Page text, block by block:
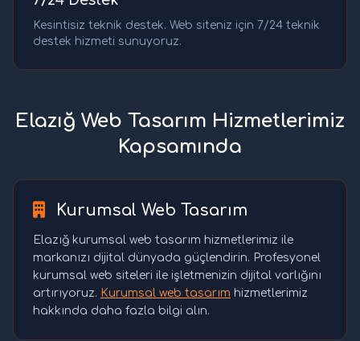
Kesintisiz teknik destek. Web siteniz için 7/24 teknik
destek hizmeti sunuyoruz.
Elazığ Web Tasarım Hizmetlerimiz
Kapsamında
Kurumsal Web Tasarım
Elazığ kurumsal web tasarım hizmetlerimiz ile
markanızı dijital dünyada güçlendirin. Profesyonel
kurumsal web siteleri ile işletmenizin dijital varlığını
artırıyoruz. Kurumsal web tasarım hizmetlerimiz
hakkında daha fazla bilgi alın.